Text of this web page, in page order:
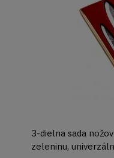
3-dielna sada
zeleninu,